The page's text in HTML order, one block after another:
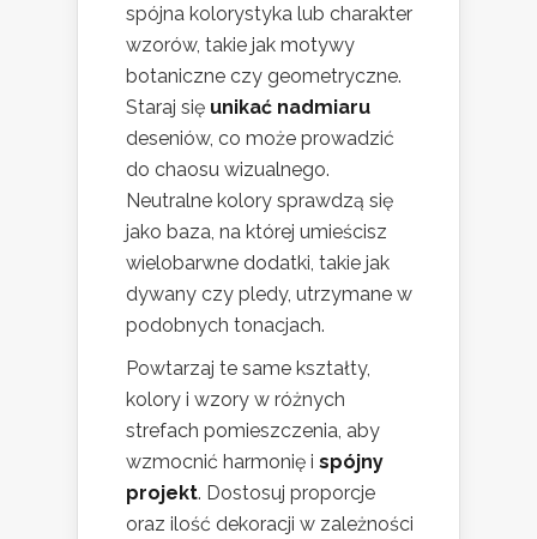
spójna kolorystyka lub charakter
wzorów, takie jak motywy
botaniczne czy geometryczne.
Staraj się unikać nadmiaru
deseniów, co może prowadzić
do chaosu wizualnego.
Neutralne kolory sprawdzą się
jako baza, na której umieścisz
wielobarwne dodatki, takie jak
dywany czy pledy, utrzymane w
podobnych tonacjach.
Powtarzaj te same kształty,
kolory i wzory w różnych
strefach pomieszczenia, aby
wzmocnić harmonię i spójny
projekt. Dostosuj proporcje
oraz ilość dekoracji w zależności